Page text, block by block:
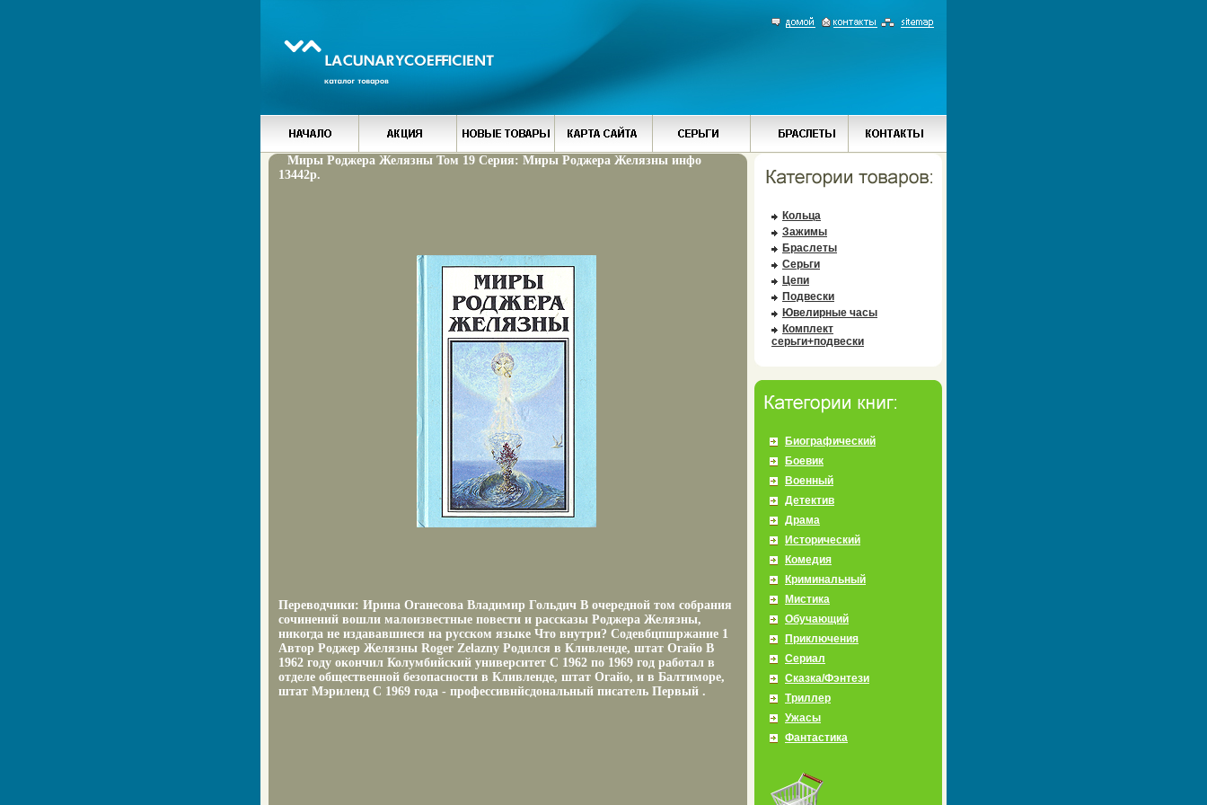
Миры Роджера Желязны Том 19 Серия: Миры Роджера Желязны инфо
13442p.
Переводчики: Ирина Оганесова Владимир Гольдич В очередной том собрания
сочинений вошли малоизвестные повести и рассказы Роджера Желязны,
никогда не издававшиеся на русском языке Что внутри? Содевбцпшржание 1
Автор Роджер Желязны Roger Zelazny Родился в Кливленде, штат Огайо В
1962 году окончил Колумбийский университет С 1962 по 1969 год работал в
отделе общественной безопасности в Кливленде, штат Огайо, и в Балтиморе,
штат Мэриленд С 1969 года - профессивнйсдональный писатель Первый .
Кольца
Зажимы
Браслеты
Серьги
Цепи
Подвески
Ювелирные часы
Комплект
серьги+подвески
Биографический
Боевик
Военный
Детектив
Драма
Исторический
Комедия
Криминальный
Мистика
Обучающий
Приключения
Сериал
Сказка/Фэнтези
Триллер
Ужасы
Фантастика